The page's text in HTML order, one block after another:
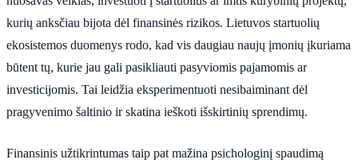
kurių anksčiau bijota dėl finansinės rizikos. Lietuvos startuolių
ekosistemos duomenys rodo, kad vis daugiau naujų įmonių įkuriama
būtent tų, kurie jau gali pasikliauti pasyviomis pajamomis ar
investicijomis. Tai leidžia eksperimentuoti nesibaiminant dėl
pragyvenimo šaltinio ir skatina ieškoti išskirtinių sprendimų.
Finansinis užtikrintumas taip pat mažina psichologinį spaudimą